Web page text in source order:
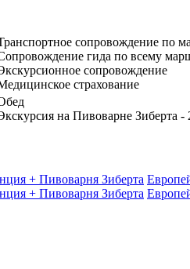
сопровождение по
гида по всему
сопровождение
страхование
на Пивоварне Зиберта -